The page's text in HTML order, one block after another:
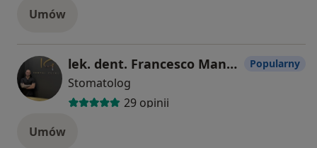
Umów
lek. dent. Francesco Manfredi
Stomatolog
29 opinii
Popularny
Umów